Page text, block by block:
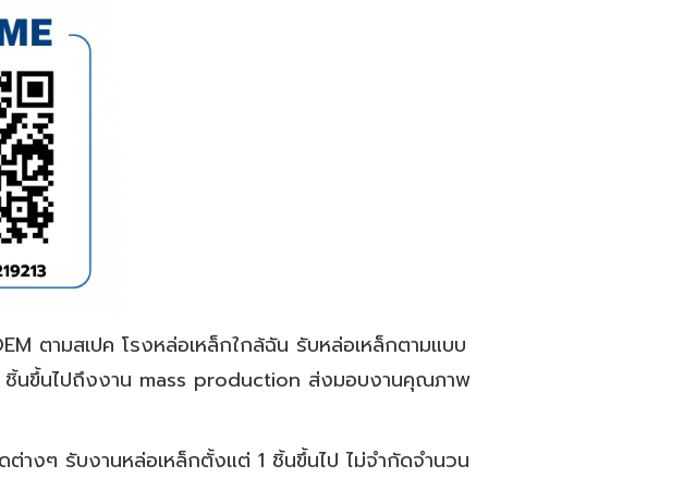
ตามสเปค โรงหล่อเหล็กใกล้ฉัน รับหล่อเหล็กตามแบบ
ชิ้นขึ้นไปถึงงาน mass production ส่งมอบงานคุณภาพ
ต่างๆ รับงานหล่อเหล็กตั้งแต่ 1 ชิ้นขึ้นไป ไม่จำกัดจำนวน